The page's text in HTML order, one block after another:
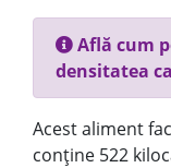
Află cum
densitatea
Acest aliment
conține 522